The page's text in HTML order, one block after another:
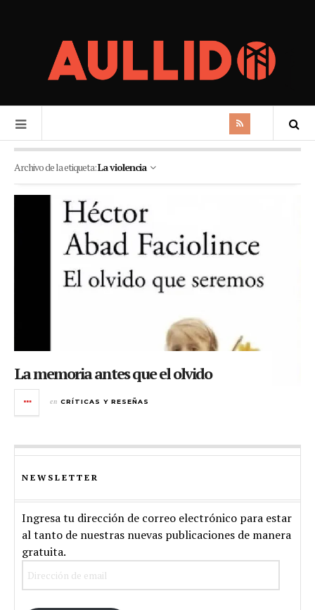
Archivo de la etiqueta:La violencia
La memoria antes que el olvido
en CRÍTICAS Y RESEÑAS
NEWSLETTER
Ingresa tu dirección de correo electrónico para estar
al tanto de nuestras nuevas publicaciones de manera
gratuita.